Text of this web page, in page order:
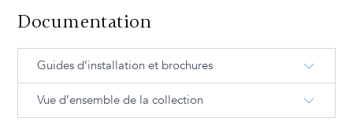
Documentation
Guides d’installation et brochures
Penthouse PLAZA Guide d'installation BIL
Vue d’ensemble de la collection